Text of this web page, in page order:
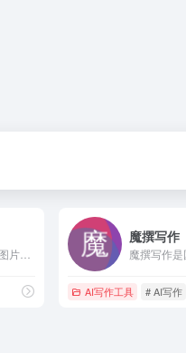
魔撰写作
AI写作工具 # AI写作